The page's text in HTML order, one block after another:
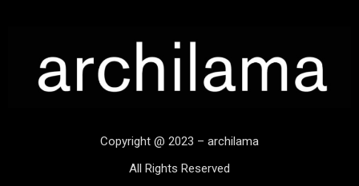
Copyright @ 2023 – archilama
All Rights Reserved